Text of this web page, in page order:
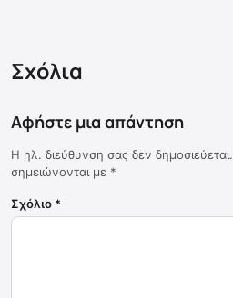
Σχόλια
Αφήστε μια απάντηση
Η ηλ. διεύθυνση σας δεν δημοσιεύεται.
σημειώνονται με *
Σχόλιο *